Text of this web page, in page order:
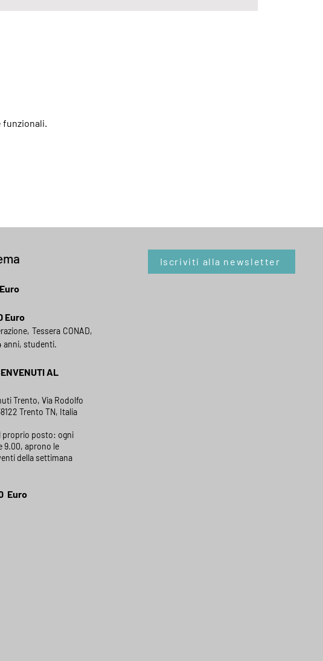
Euro
Tessera CONAD,
anni, studenti.
AL
Trento, Via Rodolfo
Trento TN, Italia
proprio posto: ogni
9.00, aprono le
della settimana
Euro
Iscriviti alla newsletter